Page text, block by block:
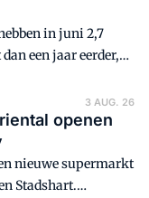
in juni 2,7
een jaar eerder,
laat
zien.
3 AUG. 26
openen
nieuwe supermarkt
Stadshart.